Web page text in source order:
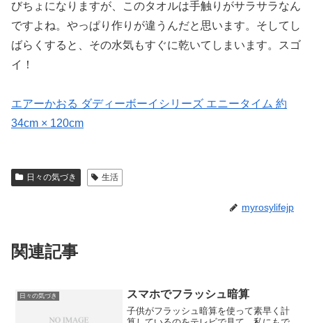
びちょになりますが、このタオルは手触りがサラサラなん
ですよね。やっぱり作りが違うんだと思います。そしてし
ばらくすると、その水気もすぐに乾いてしまいます。スゴ
イ！
エアーかおる ダディーボーイシリーズ エニータイム 約
34cm × 120cm
日々の気づき 生活
myrosylifejp
関連記事
日々の気づき スマホでフラッシュ暗算
子供がフラッシュ暗算を使って素早く計